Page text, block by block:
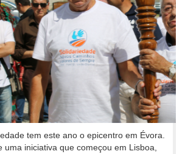
tem este ano o epicentro em Évora.
uma iniciativa que começou em Lisboa,